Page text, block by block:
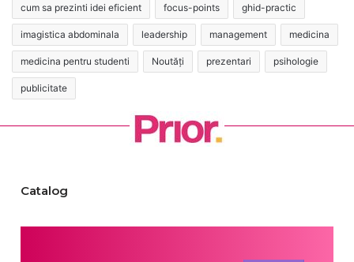
cum sa prezinti idei eficient focus-points ghid-practic
imagistica abdominala leadership management medicina
medicina pentru studenti Noutăți prezentari psihologie
publicitate
Catalog